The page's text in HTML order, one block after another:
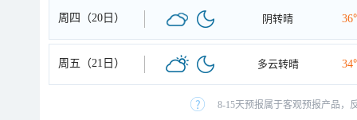
周四（20日） 阴转晴
周五（21日） 多云转晴
8-15天预报属于客观预报产品，